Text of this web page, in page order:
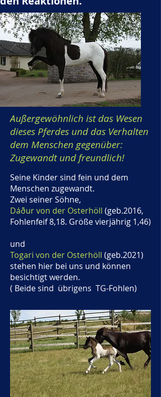
Außergewöhnlich ist das Wesen
dieses Pferdes und das Verhalten
dem Menschen gegenüber:
Zugewandt und freundlich!
Seine Kinder sind fein und dem
Menschen zugewandt.
Zwei seiner Söhne,
Dáður von der Osterhöll (geb.2016,
Fohlenfeif 8,18. Größe vierjährig 1,46)
und
Togari von der Osterhöll (geb.2021)
stehen hier bei uns und können
besichtigt werden.
( Beide sind übrigens TG-Fohlen)